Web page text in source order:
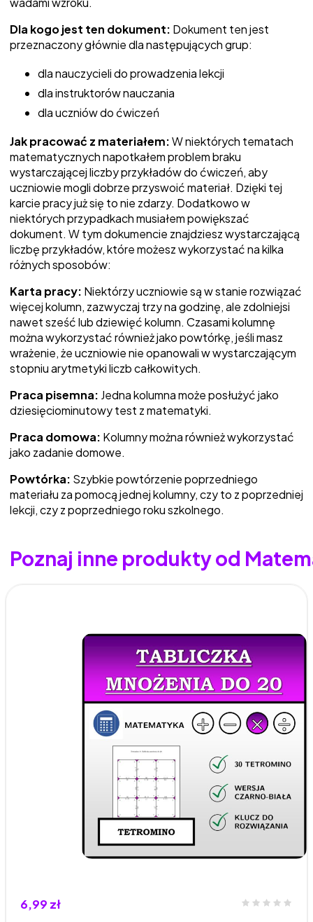
Dla kogo jest ten dokument: Dokument ten jest
przeznaczony głównie dla następujących grup:
dla nauczycieli do prowadzenia lekcji
dla instruktorów nauczania
dla uczniów do ćwiczeń
Jak pracować z materiałem:W niektórych tematach
matematycznych napotkałem problem braku
wystarczającej liczby przykładów do ćwiczeń, aby
uczniowie mogli dobrze przyswoić materiał. Dzięki tej
karcie pracy już się to nie zdarzy. Dodatkowo w
niektórych przypadkach musiałem powiększać
dokument. W tym dokumencie znajdziesz wystarczającą
liczbę przykładów, które możesz wykorzystać na kilka
różnych sposobów:
Karta pracy: Niektórzy uczniowie są w stanie rozwiązać
więcej kolumn, zazwyczaj trzy na godzinę, ale zdolniejsi
nawet sześć lub dziewięć kolumn. Czasami kolumnę
można wykorzystać również jako powtórkę, jeśli masz
wrażenie, że uczniowie nie opanowali w wystarczającym
stopniu arytmetyki liczb całkowitych.
Praca pisemna: Jedna kolumna może posłużyć jako
dziesięciominutowy test z matematyki.
Praca domowa: Kolumny można również wykorzystać
jako zadanie domowe.
Powtórka: Szybkie powtórzenie poprzedniego
materiału za pomocą jednej kolumny, czy to z poprzedniej
lekcji, czy z poprzedniego roku szkolnego.
Poznaj inne produkty od
6,99 zł